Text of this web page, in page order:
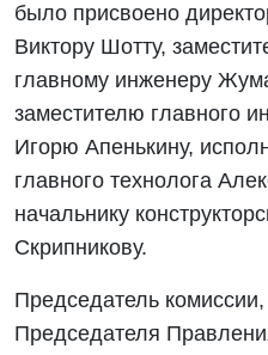
было присвоено
Виктору Шотту,
главному инженеру
заместителю главного
Игорю Апенькину,
главного технолога
начальнику
Скрипникову.
Председатель
Председателя